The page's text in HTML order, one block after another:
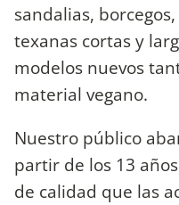
sandalias,
texanas cortas y
modelos nuevos
material vegano.
Nuestro público
partir de los 13
de calidad que las